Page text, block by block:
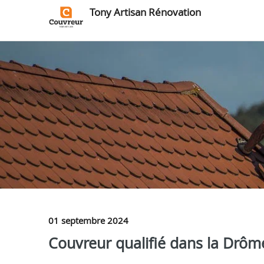
Tony Artisan Rénovation
01 septembre 2024
Couvreur qualifié dans la